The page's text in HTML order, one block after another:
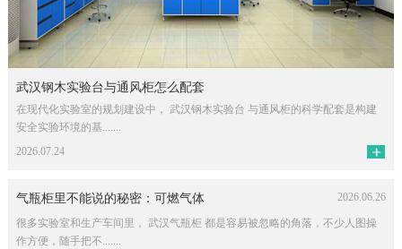
武汉钢木实验台与通风柜怎么配套
在现代化实验室的规划建设中， 武汉钢木实验台 与通风柜的科学配套是构建
安全实验环境的基.......
2026.07.24
气瓶柜里不能说的秘密：可燃气体 2026.06.26
很多实验室和生产车间里， 武汉气瓶柜 都是容易被忽略的角落，不少人图操
作方便，随手把不.......